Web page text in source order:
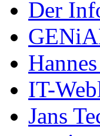
Der
IT-
Jans